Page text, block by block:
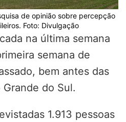
de opinião sobre percepção
Foto: Divulgação
na última semana
semana de
bem antes das
do Sul.
1.913 pessoas